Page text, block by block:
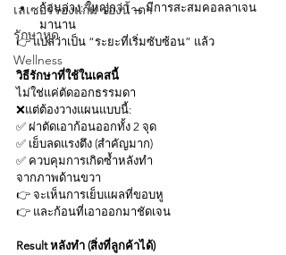
เลเซอร์ร่องแก้ม ร่องนํ้าตา
รักษาหูด
Wellness
ก้อนล่าง: ใหญ่กว่า → มีการสะสมคอลลาเจน
มานาน
👉 แปลว่าเป็น “ระยะที่เริ่มซับซ้อน” แล้ว
วิธีรักษาที่ใช้ในเคสนี้
ไม่ใช่แค่ตัดออกธรรมดา
❌แต่ต้องวางแผนแบบนี้:
✅ ผ่าตัดเอาก้อนออกทั้ง 2 จุด
✅ เย็บลดแรงตึง (สำคัญมาก)
✅ ควบคุมการเกิดซ้ำหลังทำ
จากภาพด้านขวา
👉 จะเห็นการเย็บแผลที่ขอบหู
👉 และก้อนที่เอาออกมาชัดเจน
Result หลังทำ (สิ่งที่ลูกค้าได้)